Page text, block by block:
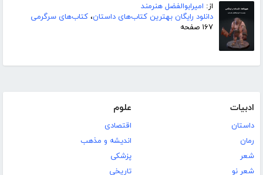
از: امیرابوالفضل هنرمند
دانلود رایگان بهترین کتاب‌های داستان، کتاب‌های سرگرمی
۱۶۷ صفحه
ادبیات
داستان
رمان
شعر
شعر نو
علوم
اقتصادی
اندیشه و مذهب
پزشکی
تاریخی